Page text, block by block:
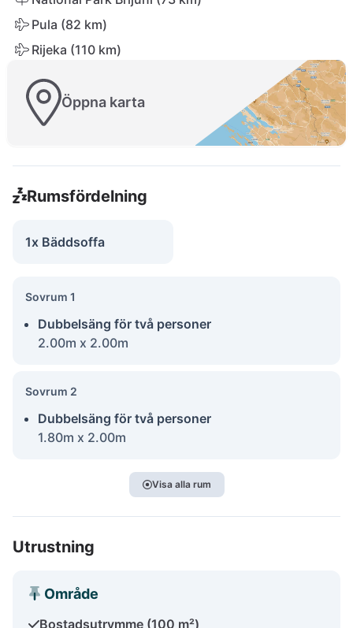
Pula (82 km)
Rijeka (110 km)
Öppna karta
Rumsfördelning
1x Bäddsoffa
Sovrum 1
Dubbelsäng för två personer
2.00m x 2.00m
Sovrum 2
Dubbelsäng för två personer
1.80m x 2.00m
Visa alla rum
Utrustning
Område
Bostadsutrymme (100 m²)